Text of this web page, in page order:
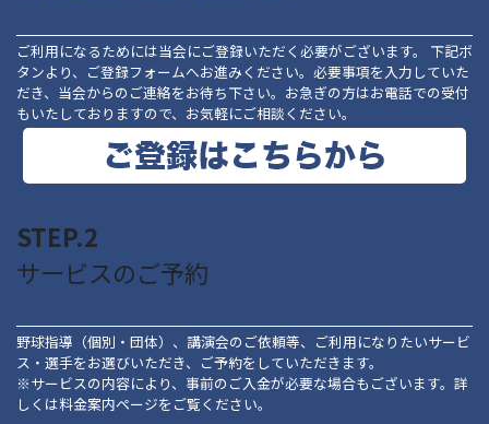
ご利用になるためには当会にご登録いただく必要がございます。 下記ボ
タンより、ご登録フォームへお進みください。必要事項を入力していた
だき、当会からのご連絡をお待ち下さい。お急ぎの方はお電話での受付
もいたしておりますので、お気軽にご相談ください。
STEP.2
サービスのご予約
野球指導（個別・団体）、講演会のご依頼等、ご利用になりたいサービ
ス・選手をお選びいただき、ご予約をしていただきます。
※サービスの内容により、事前のご入金が必要な場合もございます。詳
しくは料金案内ページをご覧ください。